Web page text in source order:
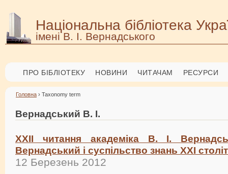
Національна бібліотека
імені В. І. Вернадського
ПРО БІБЛІОТЕКУ НОВИНИ ЧИТАЧАМ РЕСУРСИ
Головна › Taxonomy term
Вернадський В. І.
XXII читання академіка В. І.
Вернадський і суспільство знань XXI
12 Березень 2012